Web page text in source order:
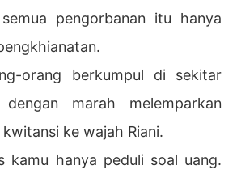
pengorbanan itu hanya
orang berkumpul di sekitar
marah melemparkan
ke wajah Riani.
kamu hanya peduli soal uang.